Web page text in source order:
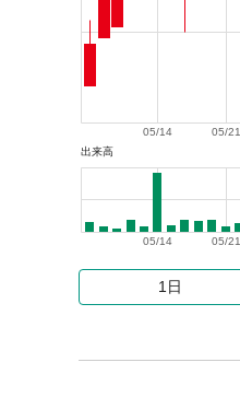
05/21
05/14
出来高
05/21
05/14
1日